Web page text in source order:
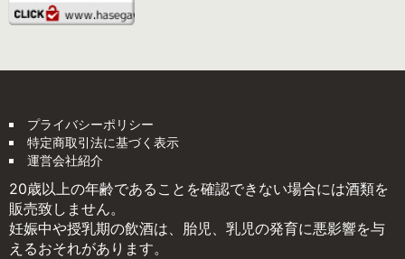
プライバシーポリシー
特定商取引法に基づく表示
運営会社紹介
20歳以上の年齢であることを確認できない場合には酒類を
販売致しません。
妊娠中や授乳期の飲酒は、胎児、乳児の発育に悪影響を与
えるおそれがあります。